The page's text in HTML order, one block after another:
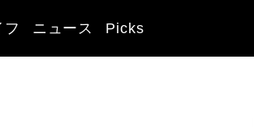
フ ニュース Picks